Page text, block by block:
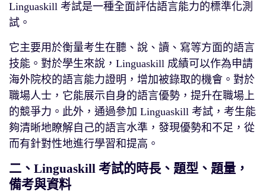
Linguaskill 考試是一種全面評估語言能力的標準化測
試。
它主要用於衡量考生在聽、說、讀、寫等方面的語言
技能。對於學生來說，Linguaskill 成績可以作為申請
海外院校的語言能力證明，增加被錄取的機會。對於
職場人士，它能展示自身的語言優勢，提升在職場上
的競爭力。此外，通過參加 Linguaskill 考試，考生能
夠清晰地瞭解自己的語言水準，發現優勢和不足，從
而有針對性地進行學習和提高。
二、Linguaskill 考試的時長、題型、題量，
備考與資料